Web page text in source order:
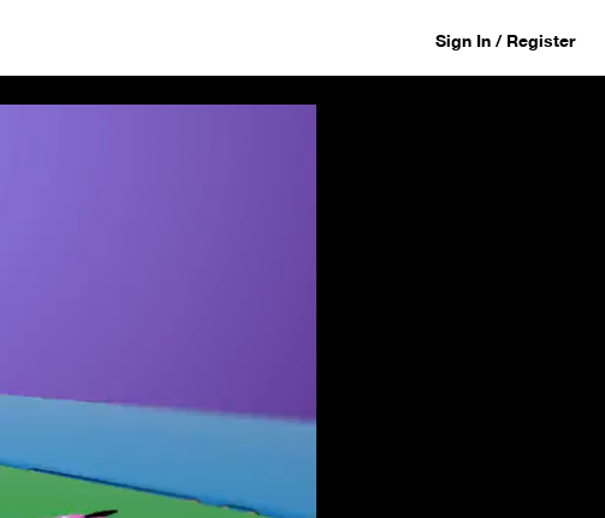
Sign In / Register